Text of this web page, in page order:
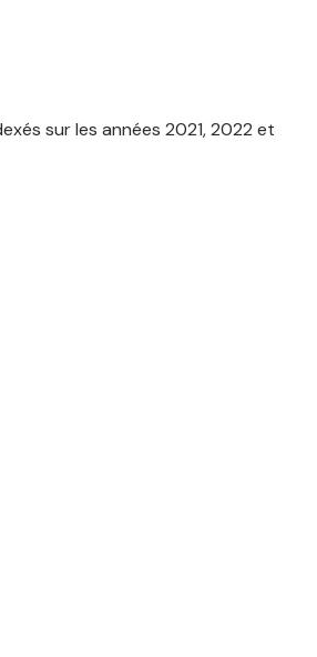
sur les années 2021, 2022 et